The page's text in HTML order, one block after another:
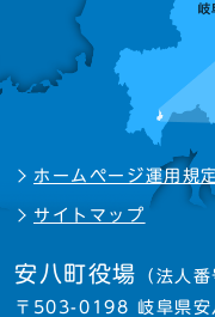
ホームページ運用規
サイトマップ
安八町役場 （法人
〒503-0198 岐阜県安